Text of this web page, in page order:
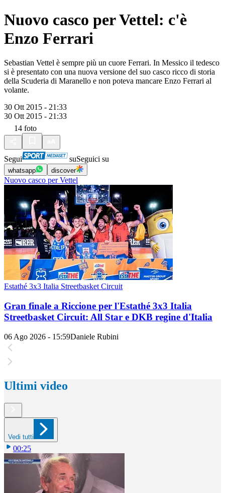
Nuovo casco per Vettel: c'è
Enzo Ferrari
Sebastian Vettel è sempre più un cuore Ferrari. In Messico il tedesco
si è presentato con una nuova versione del suo casco ricco di storia
della Scuderia di Maranello e non poteva mancare Enzo Ferrari al
volante.
30 Ott 2015 - 21:33
30 Ott 2015 - 21:33
14 foto
Segui suSeguici su
whatsapp discover
Nuovo casco per Vettel
Estathé 3x3 Italia Streetbasket Circuit
Gran finale a Riccione per l'Estathé 3x3 Italia
Streetbasket Circuit: All Star e DKB regine d'Italia
06 Ago 2026 - 15:59Daniele Rubini
Ultimi video
Vedi tutti
00:25